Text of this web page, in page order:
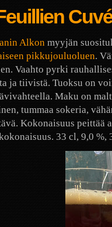
Alkon myyjän
pikkujouluoluen.
Vaahto pyrki
ja tiivistä. Tuoksu on
Maku on
tummaa sokeria,
Kokonaisuus peittää
33 cl, 9,0 %,